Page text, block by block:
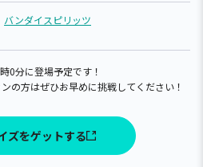
バンダイスピリッツ
0分に登場予定です！
の方はぜひお早めに挑戦してください！
ズをゲットする